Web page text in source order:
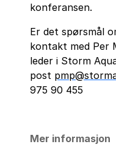
konferansen.
Er det spørsmål
kontakt med Per
leder i Storm
post
975 90 455
Mer informasjon